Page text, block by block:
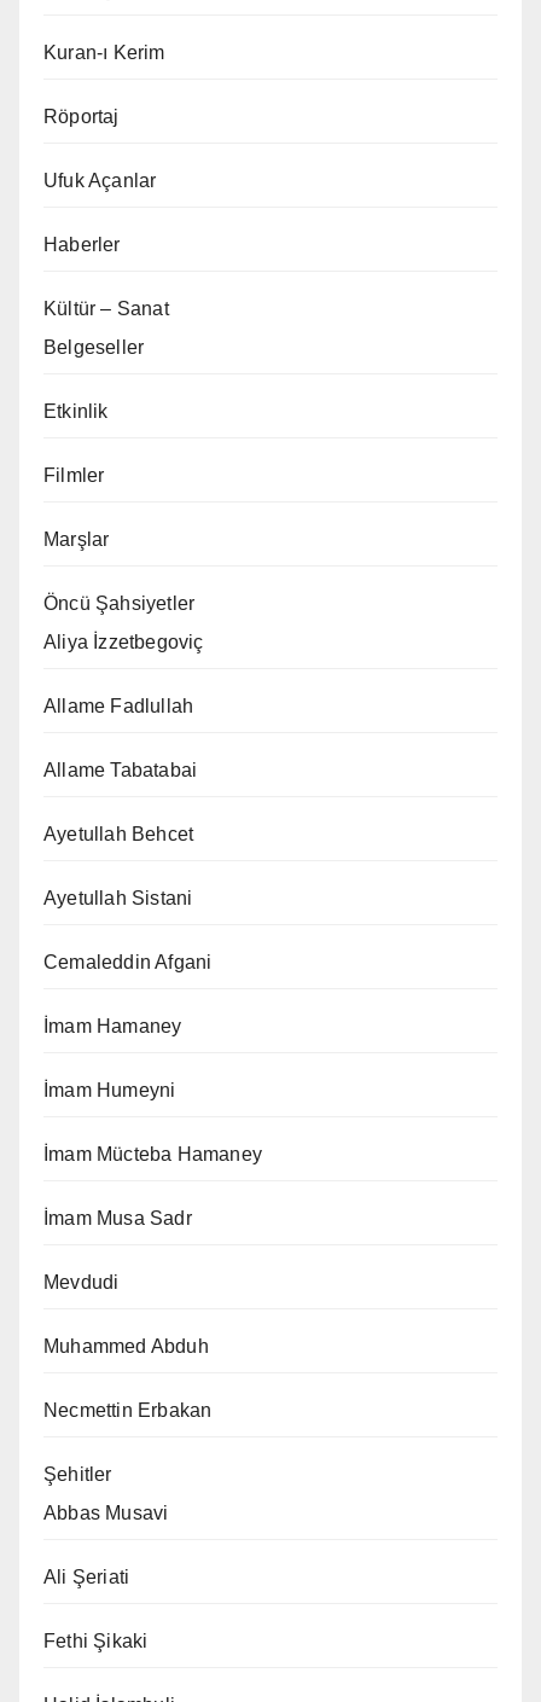
Kuran-ı Kerim
Röportaj
Ufuk Açanlar
Haberler
Kültür – Sanat
Belgeseller
Etkinlik
Filmler
Marşlar
Öncü Şahsiyetler
Aliya İzzetbegoviç
Allame Fadlullah
Allame Tabatabai
Ayetullah Behcet
Ayetullah Sistani
Cemaleddin Afgani
İmam Hamaney
İmam Humeyni
İmam Mücteba Hamaney
İmam Musa Sadr
Mevdudi
Muhammed Abduh
Necmettin Erbakan
Şehitler
Abbas Musavi
Ali Şeriati
Fethi Şikaki